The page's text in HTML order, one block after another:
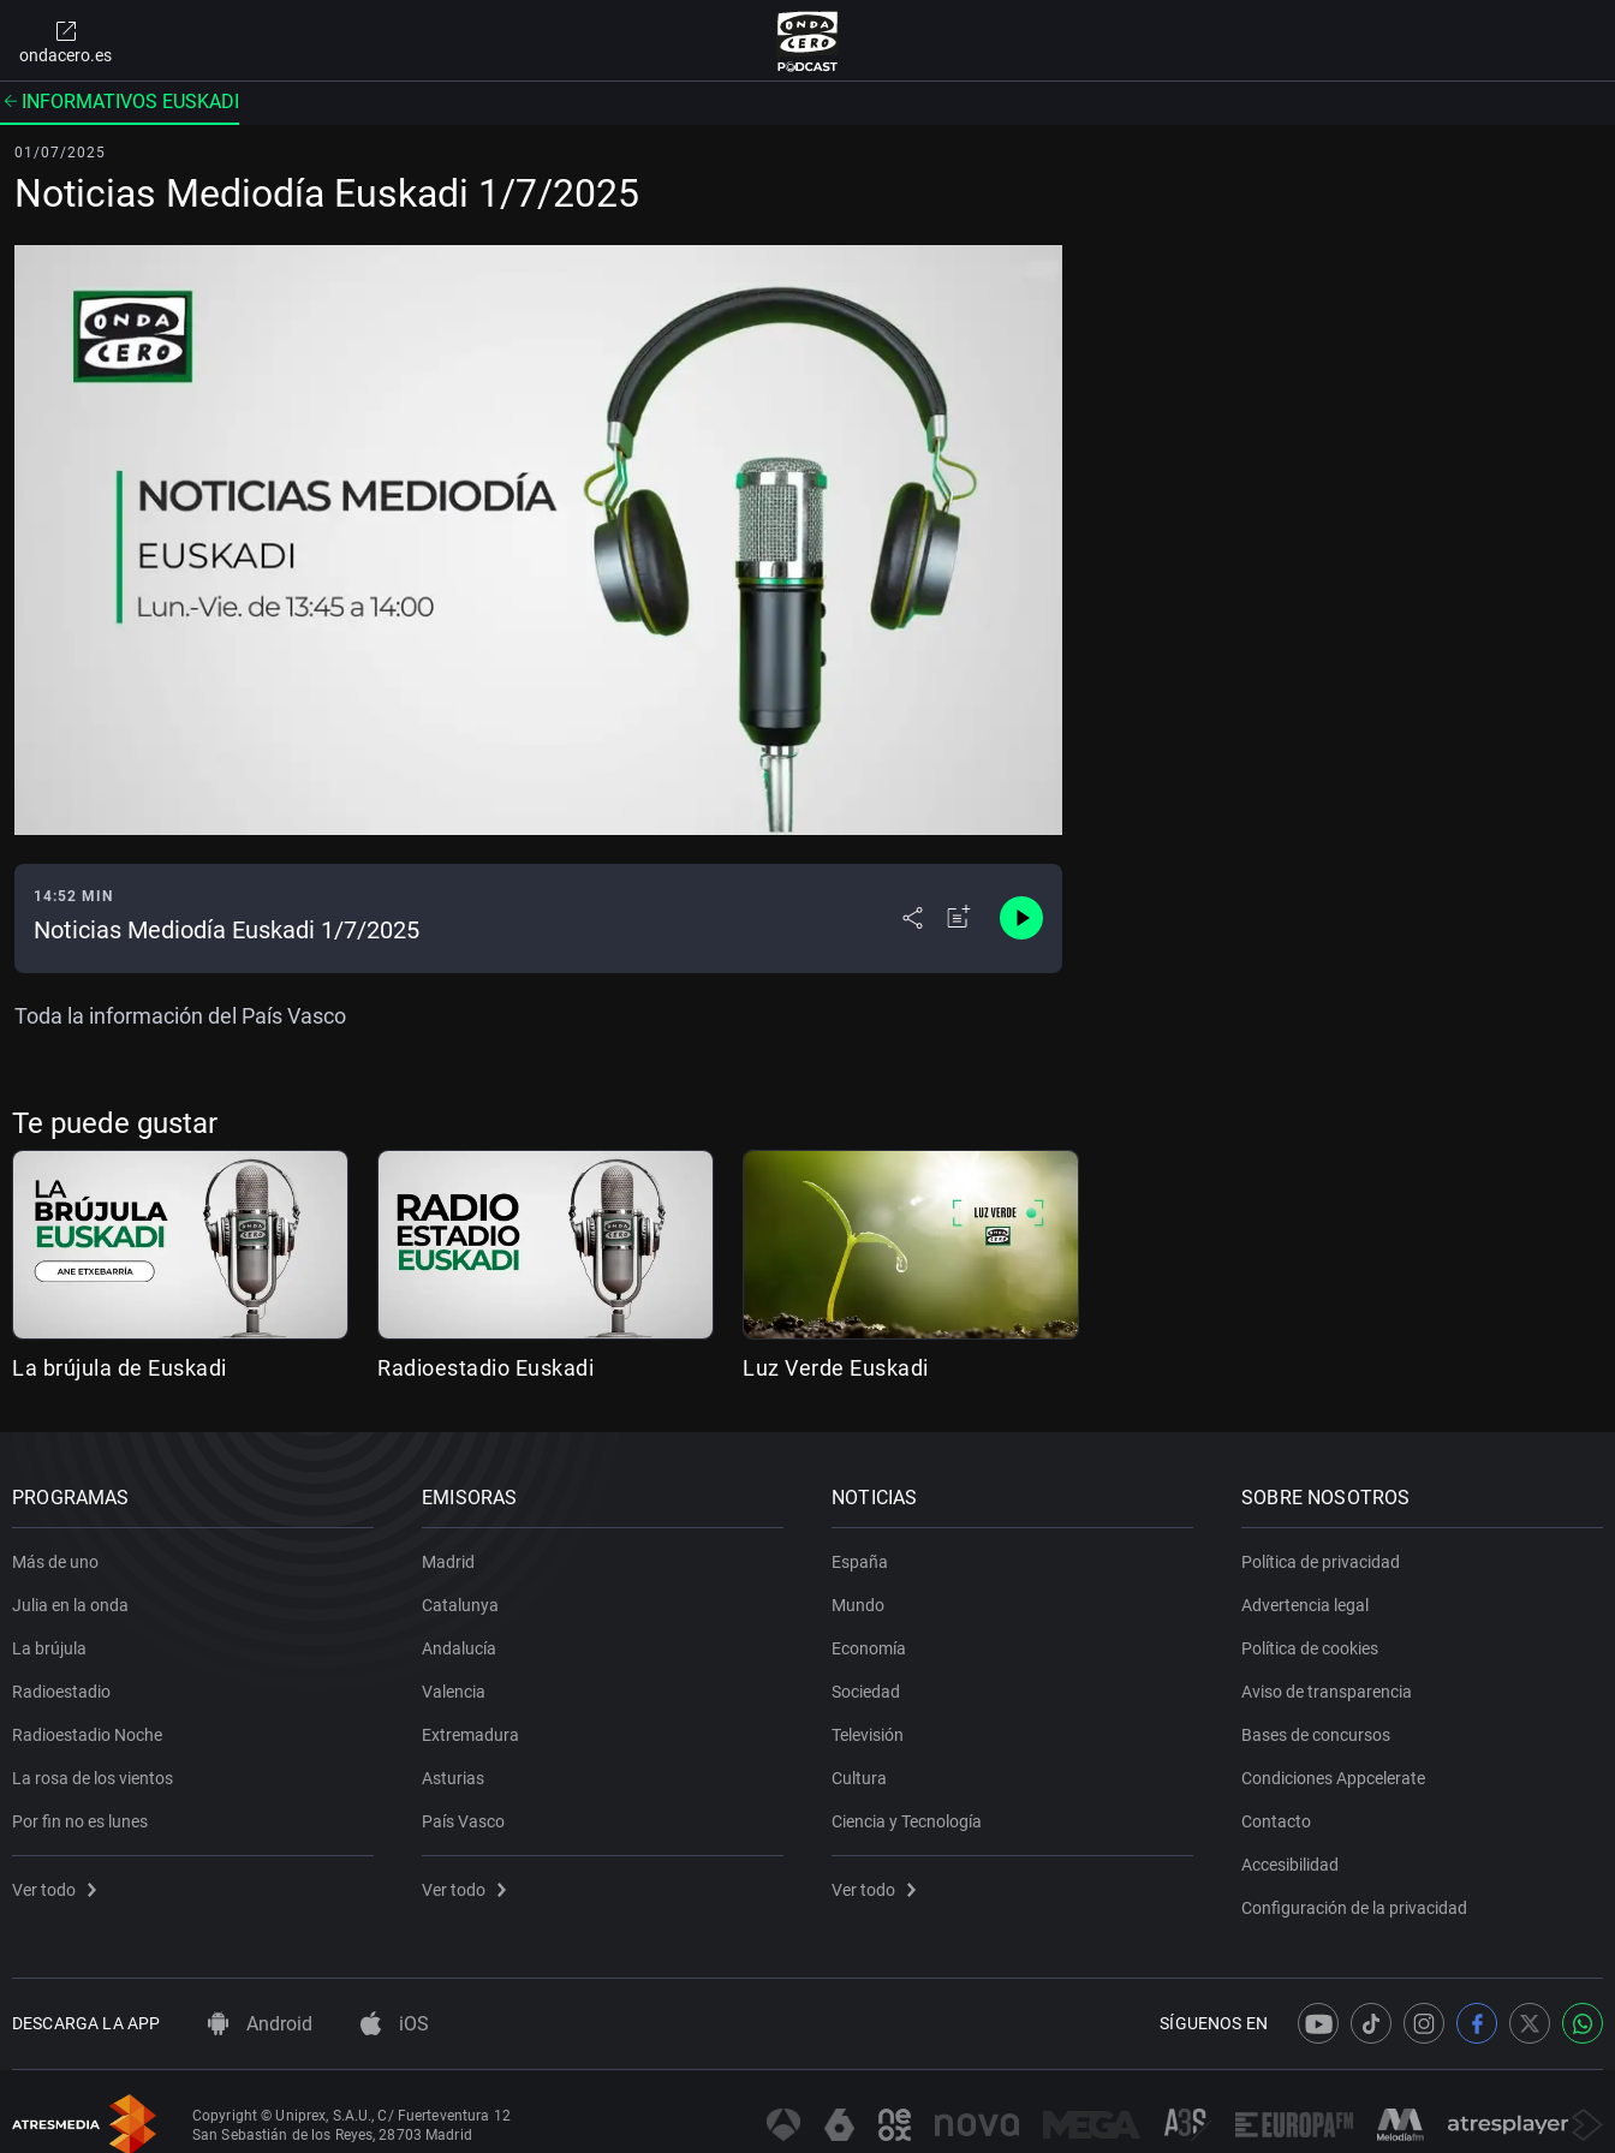
ondacero.es
INFORMATIVOS EUSKADI
01/07/2025
Noticias Mediodía Euskadi 1/7/2025
14:52 MIN
Noticias Mediodía Euskadi 1/7/2025
Toda la información del País Vasco
Te puede gustar
La brújula de Euskadi Radioestadio Euskadi Luz Verde Euskadi
PROGRAMAS
Más de uno
Julia en la onda
La brújula
Radioestadio
Radioestadio Noche
La rosa de los vientos
Por fin no es lunes
Ver todo
EMISORAS
Madrid
Catalunya
Andalucía
Valencia
Extremadura
Asturias
País Vasco
Ver todo
NOTICIAS
España
Mundo
Economía
Sociedad
Televisión
Cultura
Ciencia y Tecnología
Ver todo
SOBRE NOSOTROS
Política de privacidad
Advertencia legal
Política de cookies
Aviso de transparencia
Bases de concursos
Condiciones Appcelerate
Contacto
Accesibilidad
Configuración de la privacidad
DESCARGA LA APP Android iOS SÍGUENOS EN
Copyright © Uniprex, S.A.U., C/ Fuerteventura 12
San Sebastián de los Reyes, 28703 Madrid